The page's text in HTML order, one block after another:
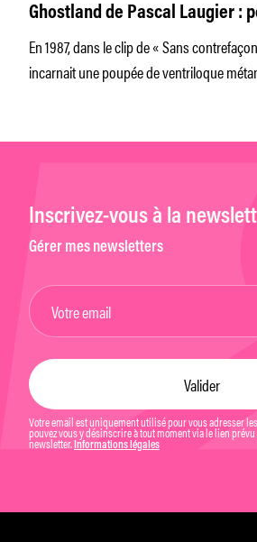
Ghostland de Pascal Laugier :
En 1987, dans le clip de « Sans
incarnait une poupée de ventriloque
Inscrivez-vous à la
Gérer mes newsletters
Votre email est uniquement utilisé pour vous adresser
pouvez vous y désinscrire à tout moment via le lien
newsletter. Informations légales